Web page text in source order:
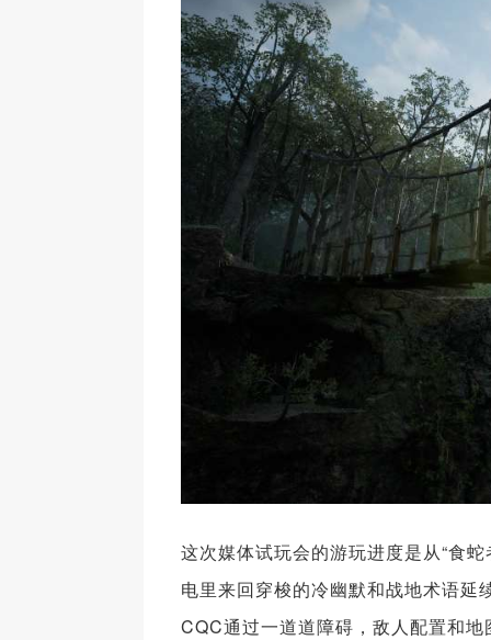
这次媒体试玩会的游玩进度是从“食
电里来回穿梭的冷幽默和战地术语延
CQC通过一道道障碍，敌人配置和